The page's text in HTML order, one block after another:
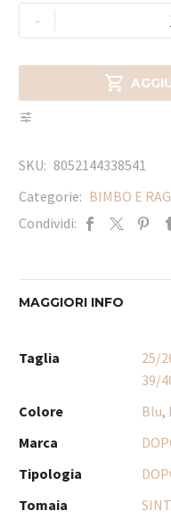
-

SKU: 8052144338541
Categorie: BIMBO E
Condividi:
MAGGIORI INFO
Taglia 25/
39/
Colore
Blu,
Marca
Tipologia
Tomaia
SINT.